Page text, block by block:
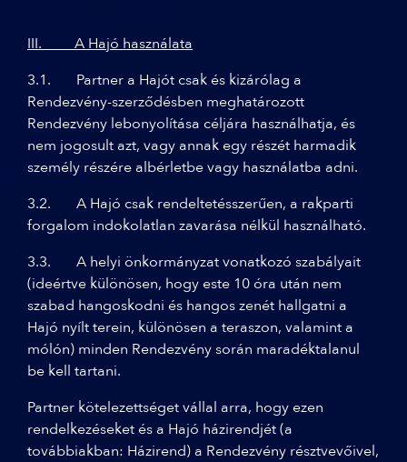
III. A Hajó használata
3.1. Partner a Hajót csak és kizárólag a
Rendezvény-szerződésben meghatározott
Rendezvény lebonyolítása céljára használhatja, és
nem jogosult azt, vagy annak egy részét harmadik
személy részére albérletbe vagy használatba adni.
3.2. A Hajó csak rendeltetésszerűen, a rakparti
forgalom indokolatlan zavarása nélkül használható.
3.3. A helyi önkormányzat vonatkozó szabályait
(ideértve különösen, hogy este 10 óra után nem
szabad hangoskodni és hangos zenét hallgatni a
Hajó nyílt terein, különösen a teraszon, valamint a
mólón) minden Rendezvény során maradéktalanul
be kell tartani.
Partner kötelezettséget vállal arra, hogy ezen
rendelkezéseket és a Hajó házirendjét (a
továbbiakban: Házirend) a Rendezvény résztvevőivel,